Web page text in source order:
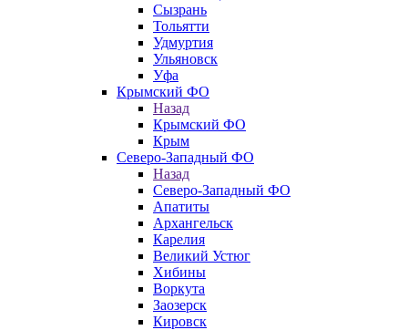
Сызрань
Тольятти
Удмуртия
Ульяновск
Уфа
Крымский ФО
Назад
Крымский ФО
Крым
Северо-Западный ФО
Назад
Северо-Западный ФО
Апатиты
Архангельск
Карелия
Великий Устюг
Хибины
Воркута
Заозерск
Кировск